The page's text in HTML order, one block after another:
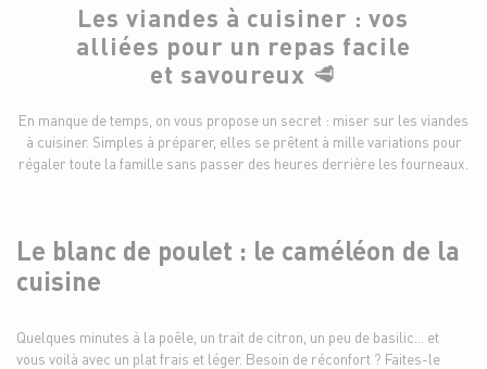
Les viandes à cuisiner : vos
alliées pour un repas facile
et savoureux 🥩
En manque de temps, on vous propose un secret : miser sur les viandes
à cuisiner. Simples à préparer, elles se prêtent à mille variations pour
régaler toute la famille sans passer des heures derrière les fourneaux.
Le blanc de poulet : le caméléon de la
cuisine
Quelques minutes à la poêle, un trait de citron, un peu de basilic… et
vous voilà avec un plat frais et léger. Besoin de réconfort ? Faites-le